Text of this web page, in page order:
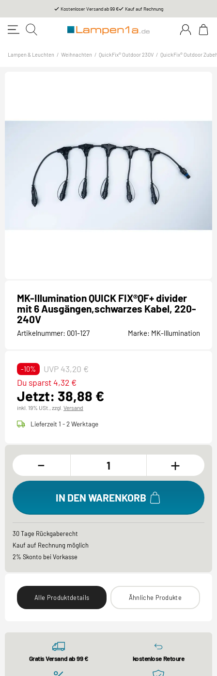
Kostenloser Versand ab 99 € Kauf auf Rechnung
Lampen & Leuchten / Weihnachten / QuickFix® Outdoor 230V / QuickFix® Outdoor
MK-Illumination QUICK FIX®QF+ divider
mit 6 Ausgängen,schwarzes Kabel, 220-
240V
Artikelnummer: 001-127 Marke: MK-Illumination
-10% UVP 43,20 €
Jetzt: 38,88 €
Du sparst 4,32 €
inkl. 19% USt., zzgl. Versand
Lieferzeit 1 - 2 Werktage
- +
IN DEN WARENKORB
30 Tage Rückgaberecht
Kauf auf Rechnung möglich
2% Skonto bei Vorkasse
Alle Produktdetails Ähnliche Produkte
Gratis Versand ab 99 € kostenlose Retoure